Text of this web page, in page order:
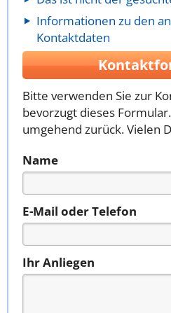
Informationen zu den
Kontaktdaten
Bitte verwenden Sie zur
bevorzugt dieses
umgehend zurück. Vielen
Name
E-Mail oder Telefon
Ihr Anliegen